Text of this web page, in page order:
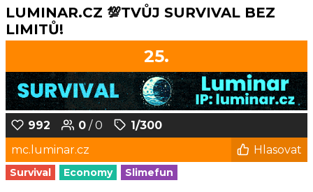
LUMINAR.CZ 💯TVŮJ SURVIVAL BEZ
LIMITŮ!
25.
992 0 / 0
1/300
mc.luminar.cz
Hlasovat
Survival Economy Slimefun